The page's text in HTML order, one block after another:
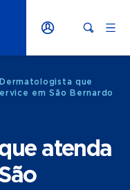
que
em São Bernardo
atenda